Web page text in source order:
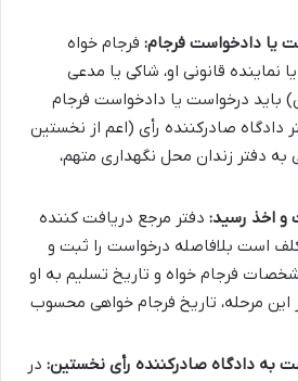
فرجام خواه
نماینده قانونی او، شاکی یا مدعی
باید درخواست یا دادخواست فرجام
دادگاه صادرکننده رأی (اعم از نخستین
به دفتر زندان محل نگهداری متهم،
دفتر مرجع دریافت کننده
است بلافاصله درخواست را ثبت و
فرجام خواه و تاریخ تسلیم به او
مرحله، تاریخ فرجام خواهی محسوب
در